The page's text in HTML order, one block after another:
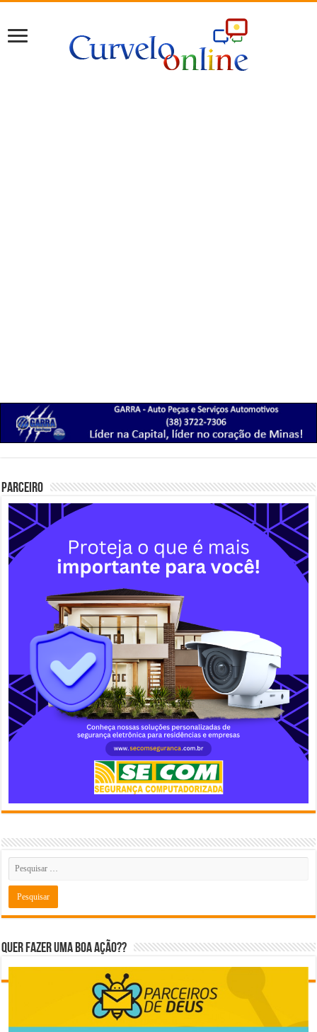
Parceiro
Quer fazer uma boa ação??